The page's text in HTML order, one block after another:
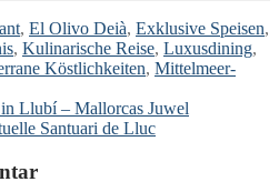
, El Olivo Deià, Exklusive Speisen,
, Kulinarische Reise, Luxusdining,
Köstlichkeiten, Mittelmeer-
Llubí – Mallorcas Juwel
Santuari de Lluc